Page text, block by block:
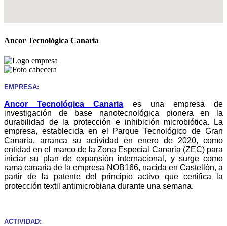
Ancor Tecnológica Canaria
EMPRESA:
Ancor Tecnológica Canaria es una empresa de
investigación de base nanotecnológica pionera en la
durabilidad de la protección e inhibición microbiótica. La
empresa, establecida en el Parque Tecnológico de Gran
Canaria, arranca su actividad en enero de 2020, como
entidad en el marco de la Zona Especial Canaria (ZEC) para
iniciar su plan de expansión internacional, y surge como
rama canaria de la empresa NOB166, nacida en Castellón, a
partir de la patente del principio activo que certifica la
protección textil antimicrobiana durante una semana.
ACTIVIDAD: